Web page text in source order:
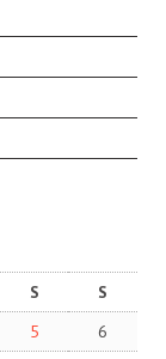
S
S
5
6